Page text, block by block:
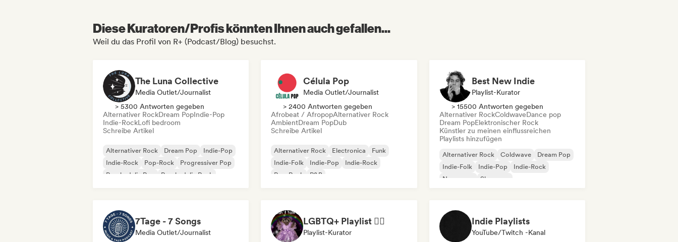
Diese Kuratoren/Profis könnten Ihnen auch gefallen...
Weil du das Profil von R+ (Podcast/Blog) besuchst.
The Luna Collective
Media Outlet/Journalist
> 5300 Antworten gegeben
Alternativer RockDream PopIndie-Pop
Indie-RockLofi bedroom
Schreibe Artikel
Alternativer Rock Dream Pop
Indie-Pop
Indie-Rock
Pop-Rock
Progressiver Pop
Psychedelic Pop
Psychedelic Rock
Célula Pop
Media Outlet/Journalist
> 2400 Antworten gegeben
Afrobeat / AfropopAlternativer Rock
AmbientDream PopDub
Schreibe Artikel
Alternativer Rock Electronica
Funk
Indie-Folk
Indie-Pop
Indie-Rock
Pop-Rock
R&B
Best New Indie
Playlist-Kurator
> 15500 Antworten gegeben
Alternativer RockColdwaveDance pop
Dream PopElektronischer Rock
Künstler zu meinen einflussreichen
Playlists hinzufügen
Alternativer Rock Coldwave
Dream Pop
Indie-Folk
Indie-Pop
Indie-Rock
New wave
Shoegaze
7Tage - 7 Songs
Media Outlet/Journalist
LGBTQ+ Playlist 🏳️‍🌈
Playlist-Kurator
Indie Playlists
YouTube/Twitch -Kanal